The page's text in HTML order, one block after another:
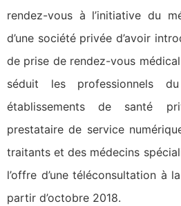
rendez-vous à l’initiative du
d’une société privée d’avoir
de prise de rendez-vous
séduit les professionnels
établissements de santé
prestataire de service
traitants et des médecins
l’offre d’une téléconsultation à
partir d’octobre 2018.